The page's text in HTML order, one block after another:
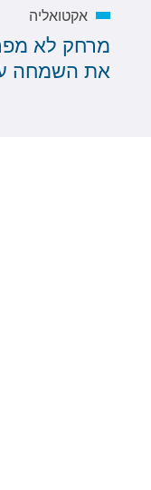
אקטואליה
מרחק לא
את השמחה